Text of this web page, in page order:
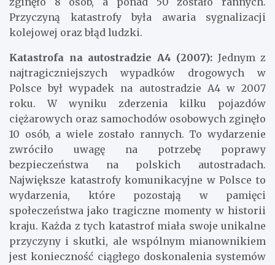
Przyczyną katastrofy była awaria sygnalizacji
kolejowej oraz błąd ludzki.
Katastrofa na autostradzie A4 (2007): Jednym z
najtragiczniejszych wypadków drogowych w
Polsce był wypadek na autostradzie A4 w 2007
roku. W wyniku zderzenia kilku pojazdów
ciężarowych oraz samochodów osobowych zginęło
10 osób, a wiele zostało rannych. To wydarzenie
zwróciło uwagę na potrzebę poprawy
bezpieczeństwa na polskich autostradach.
Największe katastrofy komunikacyjne w Polsce to
wydarzenia, które pozostają w pamięci
społeczeństwa jako tragiczne momenty w historii
kraju. Każda z tych katastrof miała swoje unikalne
przyczyny i skutki, ale wspólnym mianownikiem
jest konieczność ciągłego doskonalenia systemów